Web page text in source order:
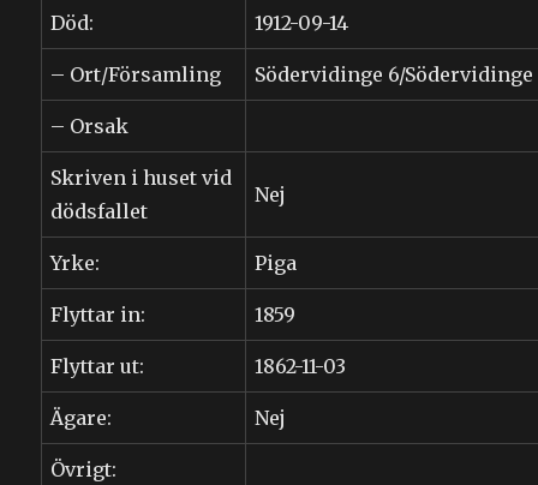
Död: 1912-09-14
– Ort/Församling Södervidinge 6/Södervidinge
– Orsak
Skriven i huset vid
dödsfallet
Nej
Yrke: Piga
Flyttar in: 1859
Flyttar ut: 1862-11-03
Ägare: Nej
Övrigt: